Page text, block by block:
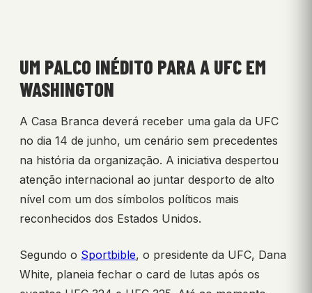
UM PALCO INÉDITO PARA A UFC EM
WASHINGTON
A Casa Branca deverá receber uma gala da UFC
no dia 14 de junho, um cenário sem precedentes
na história da organização. A iniciativa despertou
atenção internacional ao juntar desporto de alto
nível com um dos símbolos políticos mais
reconhecidos dos Estados Unidos.
Segundo o Sportbible, o presidente da UFC, Dana
White, planeia fechar o card de lutas após os